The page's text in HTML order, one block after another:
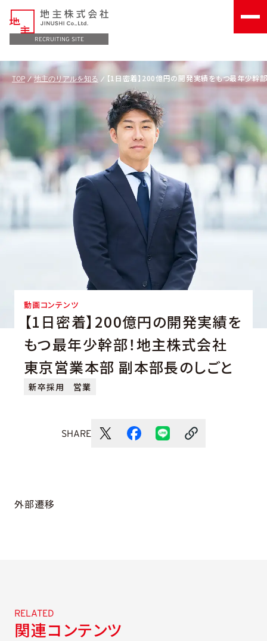
RECRUITING SITE
TOP 地主のリアルを知る
動画コンテンツ
【1日密着】200億円の開発実績を
もつ最年少幹部！地主株式会社
東京営業本部 副本部長のしごと
新卒採用 営業
SHARE
外部遷移
RELATED
関連コンテンツ